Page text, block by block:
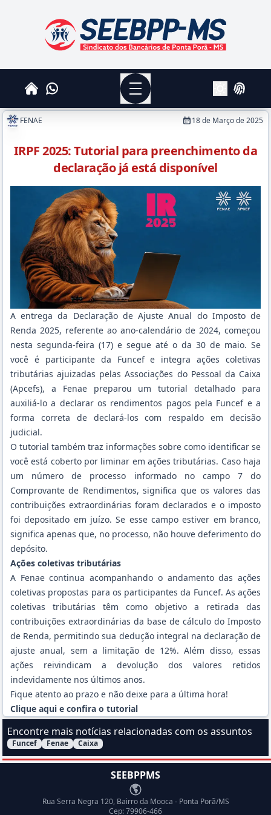
SEEBPPMS - Sindicato dos Bancários de Ponta
HomeWhatsapp
Menu
AlterarLogin
FENAE 18 de Março de 2025
IRPF 2025: Tutorial para preenchimento da
declaração já está disponível
A entrega da Declaração de Ajuste Anual do Imposto de
Renda 2025, referente ao ano-calendário de 2024, começou
nesta segunda-feira (17) e segue até o da 30 de maio. Se
você é participante da Funcef e integra ações coletivas
tributárias ajuizadas pelas Associações do Pessoal da Caixa
(Apcefs), a Fenae preparou um tutorial detalhado para
auxiliá-lo a declarar os rendimentos pagos pela Funcef e a
forma correta de declará-los com respaldo em decisão
judicial.
O tutorial também traz informações sobre como identificar se
você está coberto por liminar em ações tributárias. Caso haja
um número de processo informado no campo 7 do
Comprovante de Rendimentos, significa que os valores das
contribuições extraordinárias foram declarados e o imposto
foi depositado em juízo. Se esse campo estiver em branco,
significa apenas que, no processo, não houve deferimento do
depósito.
Ações coletivas tributárias
A Fenae continua acompanhando o andamento das ações
coletivas propostas para os participantes da Funcef. As ações
coletivas tributárias têm como objetivo a retirada das
contribuições extraordinárias da base de cálculo do Imposto
de Renda, permitindo sua dedução integral na declaração de
ajuste anual, sem a limitação de 12%. Além disso, essas
ações reivindicam a devolução dos valores retidos
indevidamente nos últimos anos.
Fique atento ao prazo e não deixe para a última hora!
Clique aqui e confira o tutorial
Encontre mais notícias relacionadas com os assuntos
Filtrar Notícias pelo assunto:
Funcef Fenae Caixa
SEEBPPMS
Endereço
Rua Serra Negra 120, Bairro da Mooca - Ponta Porã/MS
Cep: 79906-466